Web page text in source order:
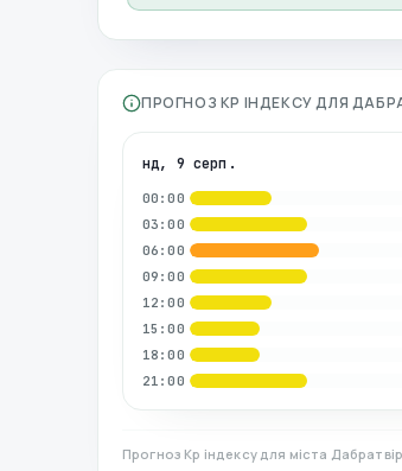
ПРОГНОЗ KP ІНДЕКСУ ДЛЯ
нд, 9 серп.
00:00
03:00
06:00
09:00
12:00
15:00
18:00
21:00
Прогноз Kp індексу для міста Дабратвір